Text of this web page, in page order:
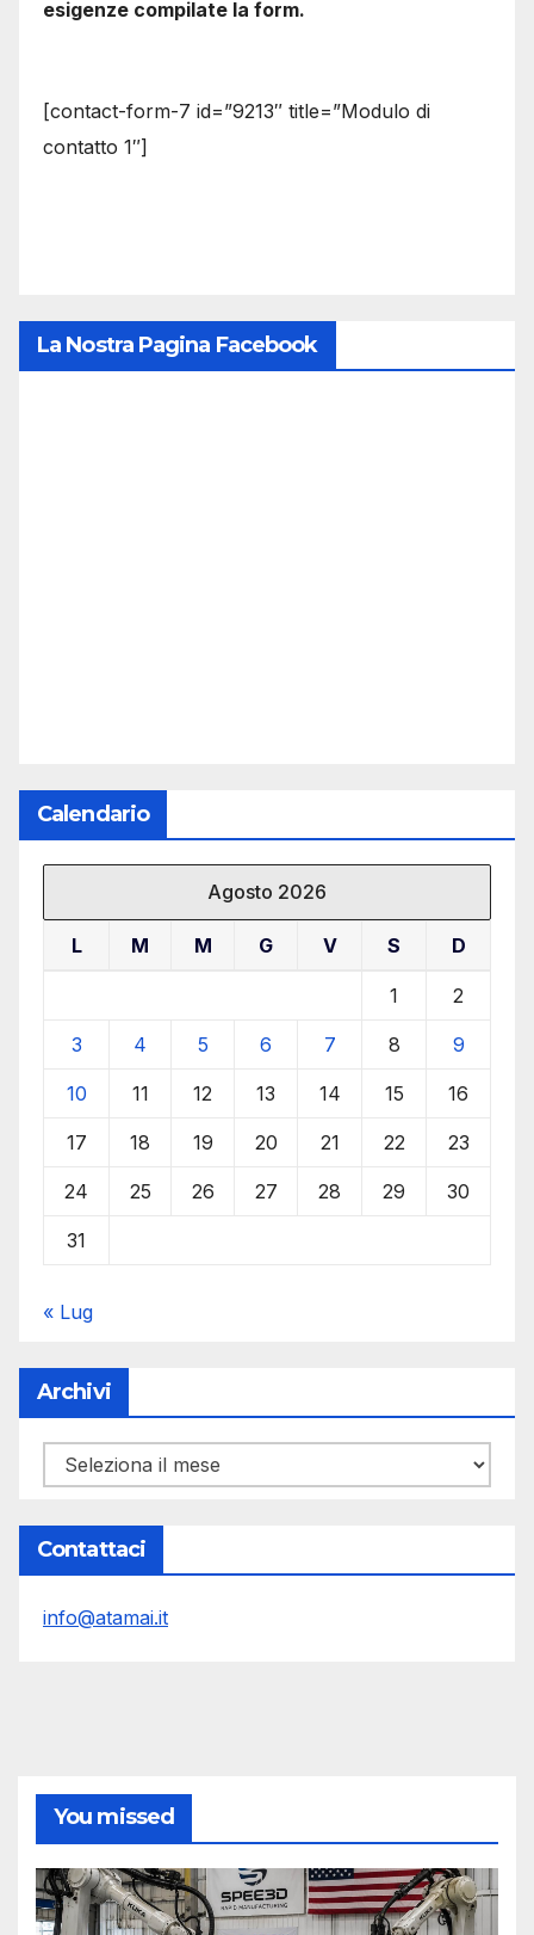
esigenze compilate la form.
[contact-form-7 id=”9213″ title=”Modulo di
contatto 1″]
La Nostra Pagina Facebook
Calendario
Agosto 2026
L M M G V S D
1 2
3 4 5 6 7 8 9
10 11 12 13 14 15 16
17 18 19 20 21 22 23
24 25 26 27 28 29 30
31
« Lug
Archivi
Archivi
Contattaci
info@atamai.it
You missed